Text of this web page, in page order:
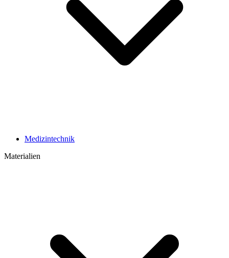
Medizintechnik
Materialien